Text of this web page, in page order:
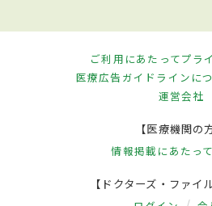
ご利用にあたってプラ
医療広告ガイドラインに
運営会社
【医療機関の
情報掲載にあたって
【ドクターズ・ファイ